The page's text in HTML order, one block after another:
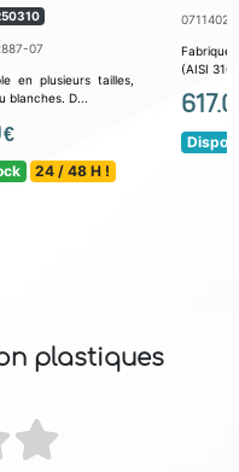
07
en plusieurs tailles,
blanches. D...
€
24 / 48 H !
(AISI
plastiques